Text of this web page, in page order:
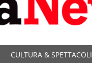
CULTURA & SPETTACOLI